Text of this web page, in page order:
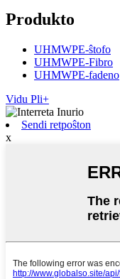
Produkto
UHMWPE-ŝtofo
UHMWPE-Fibro
UHMWPE-fadeno
Vidu Pli+
Sendi retpoŝton
x